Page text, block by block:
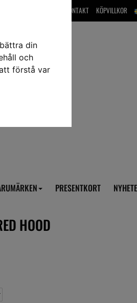
din
och
förstå var
KÖPVILLKOR
OM OSS & KONTAKT
PRESENTKORT
HOOD